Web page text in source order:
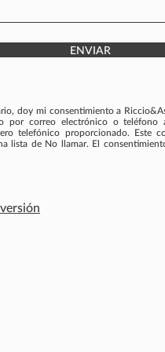
ENVIAR
doy mi consentimiento a
por correo electrónico o
telefónico proporcionado. Este
lista de No llamar. El